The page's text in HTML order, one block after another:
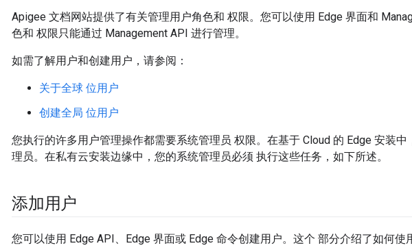
Apigee 文档网站提供了有关管理用户角色和 权限。您可以使用 Edge 界面和
色和 权限只能通过 Management API 进行管理。
如需了解用户和创建用户，请参阅：
关于全球 位用户
创建全局 位用户
您执行的许多用户管理操作都需要系统管理员 权限。在基于 Cloud 的 Edge 安装
理员。在私有云安装边缘中，您的系统管理员必须 执行这些任务，如下所述。
添加用户
您可以使用 Edge API、Edge 界面或 Edge 命令创建用户。这个 部分介绍了如何使